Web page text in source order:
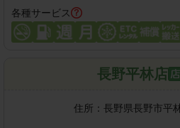
各種サービス
長野平林店
住所： 長野県長野市平